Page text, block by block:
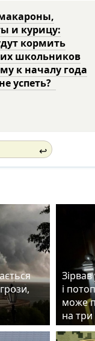
и курицу:
кормить
школьников
к началу года
успеть?
↩
і
може
на